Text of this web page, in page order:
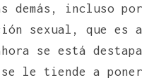
demás, incluso
sexual, que es
se está
le tiende a poner